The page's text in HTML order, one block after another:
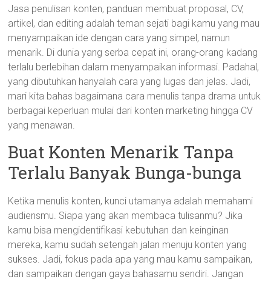
Jasa penulisan konten, panduan membuat proposal, CV,
artikel, dan editing adalah teman sejati bagi kamu yang mau
menyampaikan ide dengan cara yang simpel, namun
menarik. Di dunia yang serba cepat ini, orang-orang kadang
terlalu berlebihan dalam menyampaikan informasi. Padahal,
yang dibutuhkan hanyalah cara yang lugas dan jelas. Jadi,
mari kita bahas bagaimana cara menulis tanpa drama untuk
berbagai keperluan mulai dari konten marketing hingga CV
yang menawan.
Buat Konten Menarik Tanpa
Terlalu Banyak Bunga-bunga
Ketika menulis konten, kunci utamanya adalah memahami
audiensmu. Siapa yang akan membaca tulisanmu? Jika
kamu bisa mengidentifikasi kebutuhan dan keinginan
mereka, kamu sudah setengah jalan menuju konten yang
sukses. Jadi, fokus pada apa yang mau kamu sampaikan,
dan sampaikan dengan gaya bahasamu sendiri. Jangan